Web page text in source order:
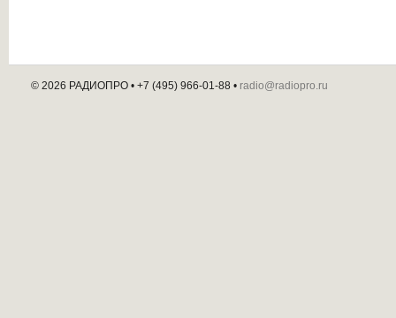
© 2026 РАДИОПРО • +7 (495) 966-01-88 • radio@radiopro.ru